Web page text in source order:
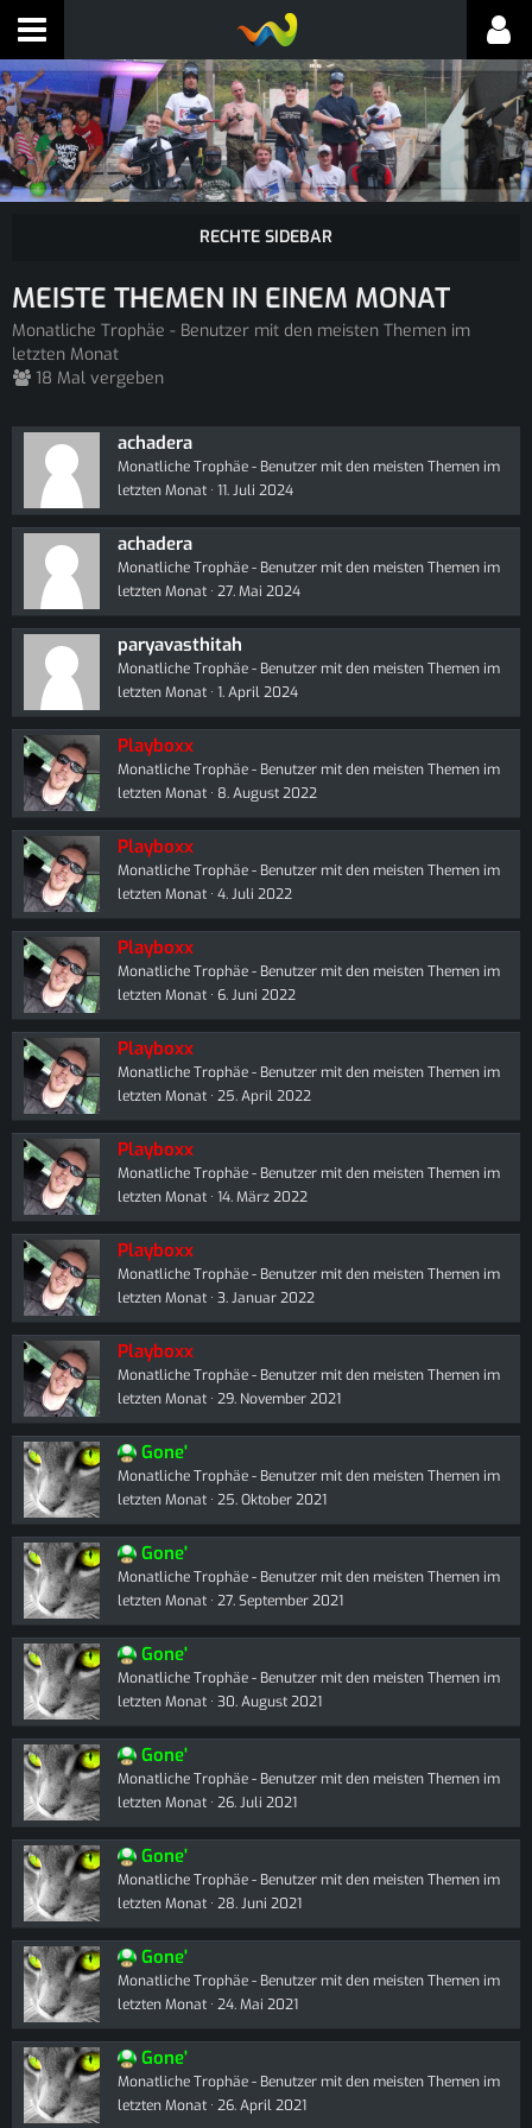
MEISTE THEMEN IN EINEM MONAT
Monatliche Trophäe - Benutzer mit den meisten Themen im
letzten Monat
18 Mal vergeben
achadera
Monatliche Trophäe - Benutzer mit den meisten Themen im
letzten Monat 11. Juli 2024
achadera
Monatliche Trophäe - Benutzer mit den meisten Themen im
letzten Monat 27. Mai 2024
paryavasthitah
Monatliche Trophäe - Benutzer mit den meisten Themen im
letzten Monat 1. April 2024
Playboxx
Monatliche Trophäe - Benutzer mit den meisten Themen im
letzten Monat
8. August 2022
Playboxx
Monatliche Trophäe - Benutzer mit den meisten Themen im
letzten Monat 4. Juli 2022
Playboxx
Monatliche Trophäe - Benutzer mit den meisten Themen im
letzten Monat 6. Juni 2022
Playboxx
Monatliche Trophäe - Benutzer mit den meisten Themen im
letzten Monat 25. April 2022
Playboxx
Monatliche Trophäe - Benutzer mit den meisten Themen im
letzten Monat 14. März 2022
Playboxx
Monatliche Trophäe - Benutzer mit den meisten Themen im
letzten Monat 3. Januar 2022
Playboxx
Monatliche Trophäe - Benutzer mit den meisten Themen im
letzten Monat 29. November 2021
Gone'
Monatliche Trophäe - Benutzer mit den meisten Themen im
letzten Monat 25. Oktober 2021
Gone'
Monatliche Trophäe - Benutzer mit den meisten Themen im
letzten Monat 27. September 2021
Gone'
Monatliche Trophäe - Benutzer mit den meisten Themen im
letzten Monat 30. August 2021
Gone'
Monatliche Trophäe - Benutzer mit den meisten Themen im
letzten Monat 26. Juli 2021
Gone'
Monatliche Trophäe - Benutzer mit den meisten Themen im
letzten Monat 28. Juni 2021
Gone'
Monatliche Trophäe - Benutzer mit den meisten Themen im
letzten Monat 24. Mai 2021
Gone'
Monatliche Trophäe - Benutzer mit den meisten Themen im
letzten Monat 26. April 2021